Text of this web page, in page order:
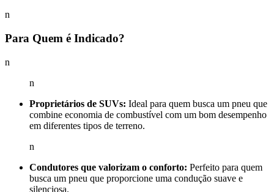
n
Para Quem é Indicado?
n
n
Proprietários de SUVs: Ideal para quem busca um pneu que
combine economia de combustível com um bom desempenho
em diferentes tipos de terreno.
n
Condutores que valorizam o conforto: Perfeito para quem
busca um pneu que proporcione uma condução suave e
silenciosa.